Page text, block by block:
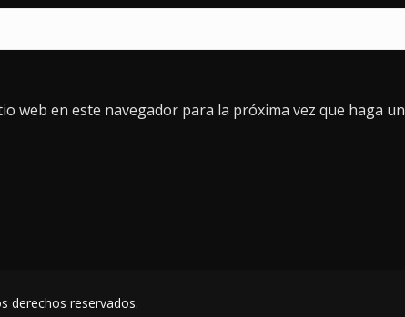
web en este navegador para la próxima vez que haga un
derechos reservados.